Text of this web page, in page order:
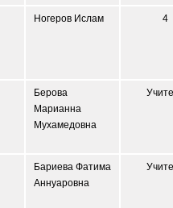
Ногеров Ислам 4
Берова
Марианна
Мухамедовна
Бариева Фатима
Аннуаровна